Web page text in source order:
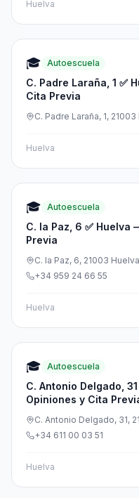
Huelva
🎓 Autoescuela
C. Padre Laraña, 1 ✅
Cita Previa
C. Padre Laraña, 1,
Huelva
🎓 Autoescuela
C. la Paz, 6 ✅
Previa
C. la Paz, 6, 21003
+34 959 24 66 55
Huelva
🎓 Autoescuela
C. Antonio Delgado,
Opiniones y Cita
C. Antonio Delgado, 31,
+34 611 00 03 51
Huelva